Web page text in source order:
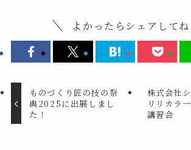
よかったらシェアしてね
ものづくり匠の技の祭
典2025に出展しまし
た！
株式会社
リリカラ
講習会